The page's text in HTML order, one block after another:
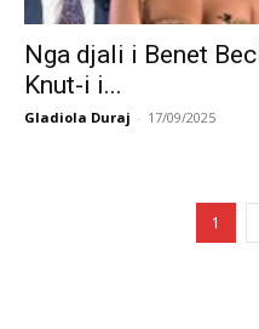
Nga djali i Benet
Knut-i i...
Gladiola Duraj - 17/09/2025
1